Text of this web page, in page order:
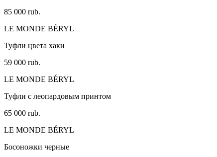
85 000 rub.
LE MONDE BÉRYL
Туфли цвета хаки
59 000 rub.
LE MONDE BÉRYL
Туфли с леопардовым принтом
65 000 rub.
LE MONDE BÉRYL
Босоножки черные